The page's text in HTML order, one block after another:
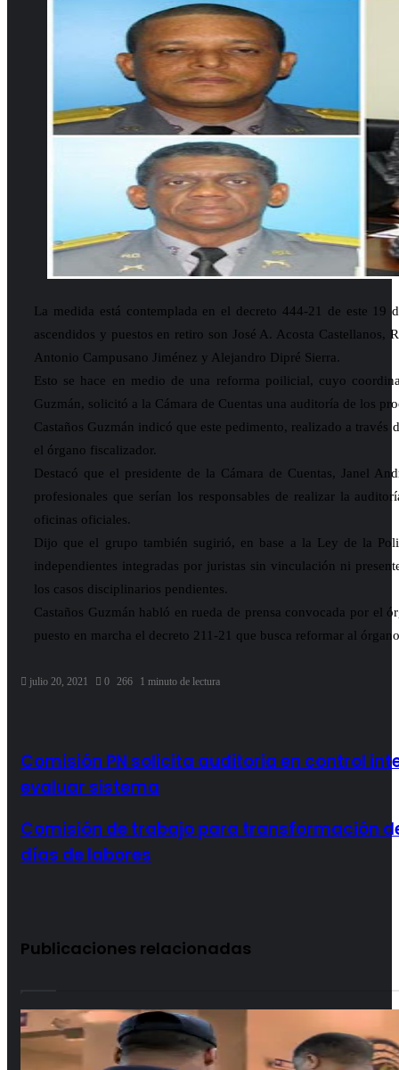
La medida está contemplada en el decreto 444-21 de este
ascendidos y puestos en retiro son José A. Acosta
Antonio Campusano Jiménez y Alejandro Dipré Sierra.
Esto se hace en medio de una reforma poilicial, cuyo
Guzmán, solicitó a la Cámara de Cuentas una auditoría de los
Castaños Guzmán indicó que este pedimento, realizado a
el órgano fiscalizador.
Destacó que el presidente de la Cámara de Cuentas, Janel
profesionales que serían los responsables de realizar la
oficinas oficiales.
Dijo que el grupo también sugirió, en base a la Ley de la
independientes integradas por juristas sin vinculación ni
los casos disciplinarios pendientes.
Castaños Guzmán habló en rueda de prensa convocada por el
puesto en marcha el decreto 211-21 que busca reformar al
julio 20, 2021 0 266 1 minuto de lectura
Comisión PN solicita auditoria en control
evaluar sistema
Comisión de trabajo para transformación
días de labores
Publicaciones relacionadas